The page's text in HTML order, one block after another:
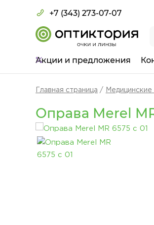
+7 (343) 273-07-07
Акции и предложения
Главная страница Медицинские
Оправа Merel